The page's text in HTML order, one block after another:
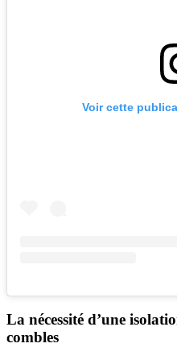
Voir cette
La nécessité d’une
combles